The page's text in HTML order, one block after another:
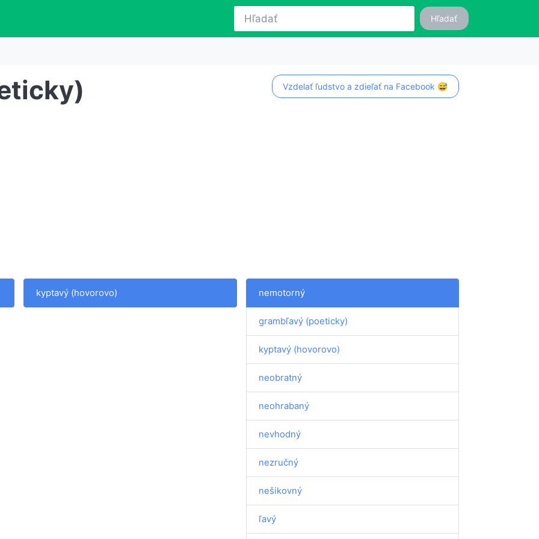
Hľadať
Vzdelať ľudstvo a zdieľať na Facebook 😅
kyptavý (hovorovo) nemotorný
grambľavý (poeticky)
kyptavý (hovorovo)
neobratný
neohrabaný
nevhodný
nezručný
nešikovný
ľavý